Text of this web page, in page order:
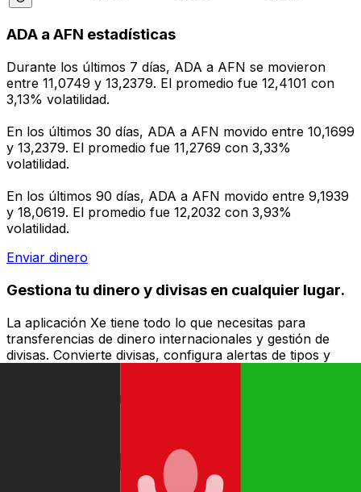
ADA a AFN estadísticas
Durante los últimos 7 días, ADA a AFN se movieron
entre 11,0749 y 13,2379. El promedio fue 12,4101 con
3,13% volatilidad.
En los últimos 30 días, ADA a AFN movido entre 10,1699
y 13,2379. El promedio fue 11,2769 con 3,33%
volatilidad.
En los últimos 90 días, ADA a AFN movido entre 9,1939
y 18,0619. El promedio fue 12,2032 con 3,93%
volatilidad.
Enviar dinero
Gestiona tu dinero y divisas en cualquier lugar.
La aplicación Xe tiene todo lo que necesitas para
transferencias de dinero internacionales y gestión de
divisas. Convierte divisas, configura alertas de tipos y